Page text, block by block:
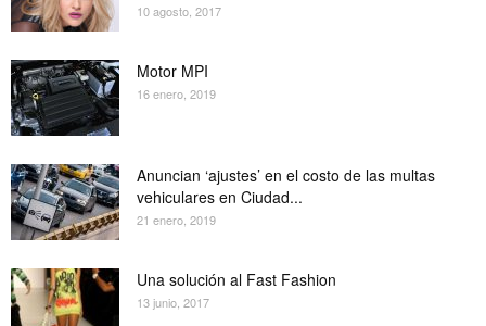
10 agosto, 2017
Motor MPI
16 enero, 2019
Anuncian ‘ajustes’ en el costo de las multas
vehiculares en Ciudad...
21 enero, 2019
Una solución al Fast Fashion
13 junio, 2017